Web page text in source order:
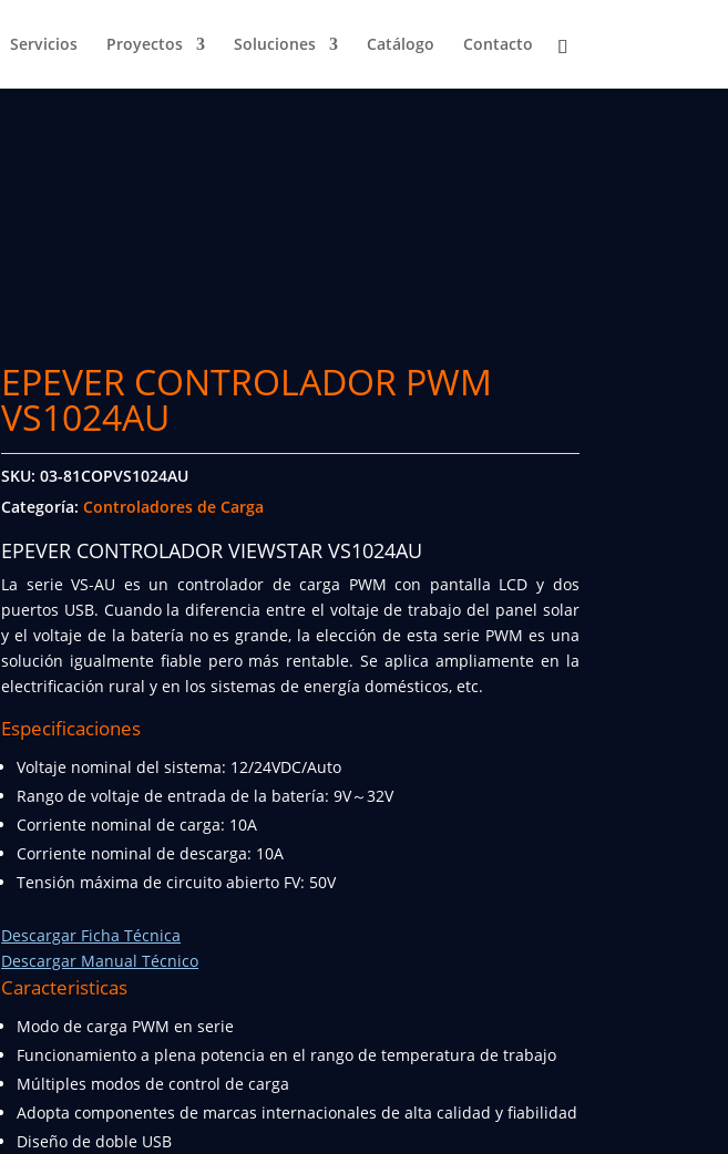
Servicios Proyectos Soluciones Catálogo Contacto
EPEVER CONTROLADOR PWM
VS1024AU
SKU:03-81COPVS1024AU
Categoría:Controladores de Carga
EPEVER CONTROLADOR VIEWSTAR VS1024AU
La serie VS-AU es un controlador de carga PWM con pantalla LCD y dos
puertos USB. Cuando la diferencia entre el voltaje de trabajo del panel solar
y el voltaje de la batería no es grande, la elección de esta serie PWM es una
solución igualmente fiable pero más rentable. Se aplica ampliamente en la
electrificación rural y en los sistemas de energía domésticos, etc.
Especificaciones
Voltaje nominal del sistema: 12/24VDC/Auto
Rango de voltaje de entrada de la batería: 9V～32V
Corriente nominal de carga: 10A
Corriente nominal de descarga: 10A
Tensión máxima de circuito abierto FV: 50V
Descargar Ficha Técnica
Descargar Manual Técnico
Caracteristicas
Modo de carga PWM en serie
Funcionamiento a plena potencia en el rango de temperatura de trabajo
Múltiples modos de control de carga
Adopta componentes de marcas internacionales de alta calidad y fiabilidad
Diseño de doble USB